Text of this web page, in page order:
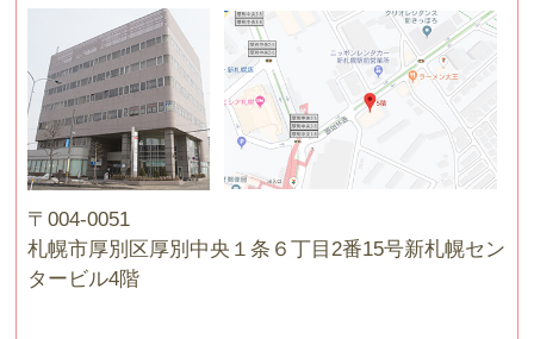
〒004-0051
札幌市厚別区厚別中央１条６丁目2番15号新札幌セン
タービル4階